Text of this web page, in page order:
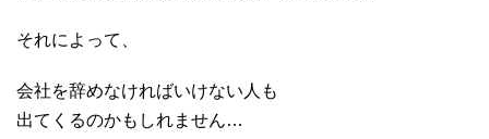
それによって、
会社を辞めなければいけない人も
出てくるのかもしれません…